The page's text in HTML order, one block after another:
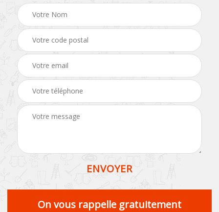
On vous rappelle gratuitement